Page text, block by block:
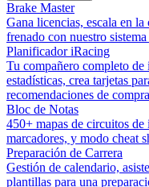
Brake Master
Gana licencias, escala en
frenado con nuestro
Planificador iRacing
Tu compañero completo
estadísticas, crea tarjetas
recomendaciones de
Bloc de Notas
450+ mapas de circuitos
marcadores, y modo cheat
Preparación de Carrera
Gestión de calendario,
plantillas para una